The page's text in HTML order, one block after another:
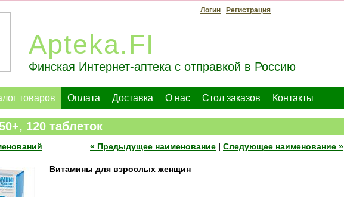
Apteka.FI
Финская Интернет-аптека с отправкой в Россию
Логин Регистрация
товаров Оплата Доставка О нас Стол заказов Контакты
120 таблеток
« Предыдущее наименование | Следующее наименование »
Витамины для взрослых женщин